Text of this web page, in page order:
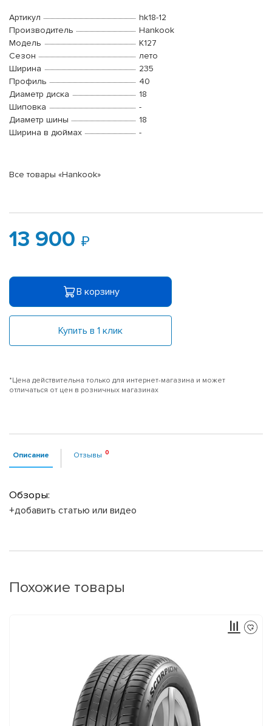
Артикул
hk18-12
Производитель
Hankook
Модель
K127
Сезон
лето
Ширина
235
Профиль
40
Диаметр диска
18
Шиповка
-
Диаметр шины
18
Ширина в дюймах
-
Все товары «Hankook»
13 900
В корзину
Купить в 1 клик
*Цена действительна только для интернет-магазина и может
отличаться от цен в розничных магазинах
Описание Отзывы
Обзоры:
+добавить статью или видео
Похожие товары